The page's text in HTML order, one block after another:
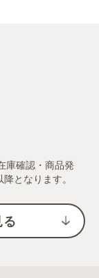
確認・商品発
となります。